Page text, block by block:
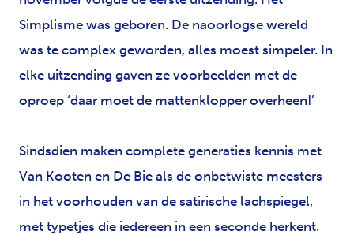
Simplisme was geboren. De naoorlogse wereld
was te complex geworden, alles moest simpeler. In
elke uitzending gaven ze voorbeelden met de
oproep ‘daar moet de mattenklopper overheen!’
Sindsdien maken complete generaties kennis met
Van Kooten en De Bie als de onbetwiste meesters
in het voorhouden van de satirische lachspiegel,
met typetjes die iedereen in een seconde herkent.